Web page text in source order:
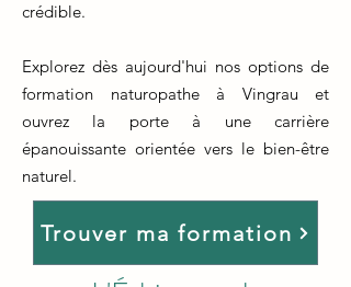
crédible.
Explorez dès aujourd'hui nos options de
formation naturopathe à Vingrau et
ouvrez la porte à une carrière
épanouissante orientée vers le bien-être
naturel.
Trouver ma formation